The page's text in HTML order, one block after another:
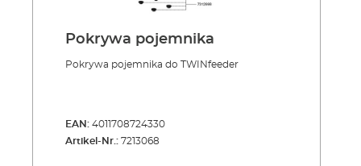
Pokrywa pojemnika
Pokrywa pojemnika do TWINfeeder
EAN: 4011708724330
Artikel-Nr.: 7213068